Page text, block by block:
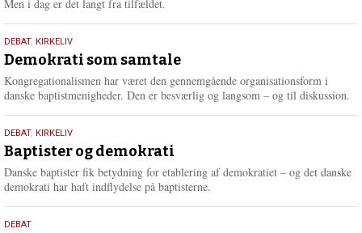
Men i dag er det langt fra tilfældet.
18.
maj
2026
DEBAT, KIRKELIV
Demokrati som samtale
Kongregationalismen har været den gennemgående organisationsform i
danske baptistmenigheder. Den er besværlig og langsom – og til diskussion.
18.
maj
2026
DEBAT, KIRKELIV
Baptister og demokrati
Danske baptister fik betydning for etablering af demokratiet – og det danske
demokrati har haft indflydelse på baptisterne.
18.
DEBAT